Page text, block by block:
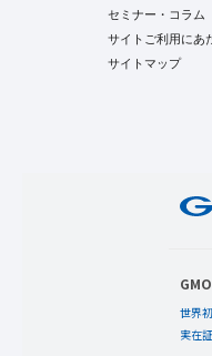
セミナー・コラム
サイトご利用にあ
サイトマップ
世界
実在